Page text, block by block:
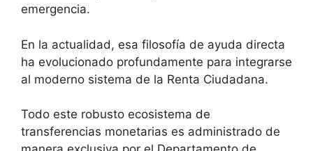
emergencia.
En la actualidad, esa filosofía de ayuda directa
ha evolucionado profundamente para integrarse
al moderno sistema de la Renta Ciudadana.
Todo este robusto ecosistema de
transferencias monetarias es administrado de